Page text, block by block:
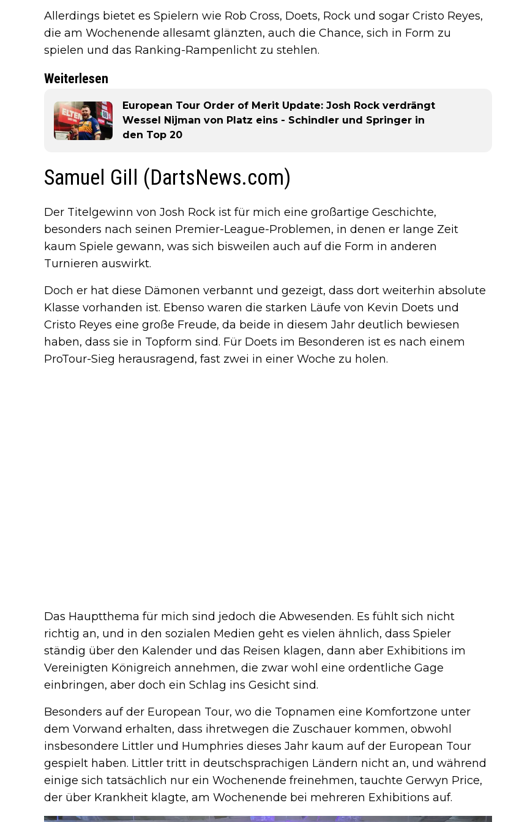
Allerdings bietet es Spielern wie Rob Cross, Doets, Rock und sogar Cristo Reyes,
die am Wochenende allesamt glänzten, auch die Chance, sich in Form zu
spielen und das Ranking-Rampenlicht zu stehlen.
Weiterlesen
European Tour Order of Merit Update: Josh Rock verdrängt
Wessel Nijman von Platz eins - Schindler und Springer in
den Top 20
Samuel Gill (DartsNews.com)
Der Titelgewinn von Josh Rock ist für mich eine großartige Geschichte,
besonders nach seinen Premier-League-Problemen, in denen er lange Zeit
kaum Spiele gewann, was sich bisweilen auch auf die Form in anderen
Turnieren auswirkt.
Doch er hat diese Dämonen verbannt und gezeigt, dass dort weiterhin absolute
Klasse vorhanden ist. Ebenso waren die starken Läufe von Kevin Doets und
Cristo Reyes eine große Freude, da beide in diesem Jahr deutlich bewiesen
haben, dass sie in Topform sind. Für Doets im Besonderen ist es nach einem
ProTour-Sieg herausragend, fast zwei in einer Woche zu holen.
Das Hauptthema für mich sind jedoch die Abwesenden. Es fühlt sich nicht
richtig an, und in den sozialen Medien geht es vielen ähnlich, dass Spieler
ständig über den Kalender und das Reisen klagen, dann aber Exhibitions im
Vereinigten Königreich annehmen, die zwar wohl eine ordentliche Gage
einbringen, aber doch ein Schlag ins Gesicht sind.
Besonders auf der European Tour, wo die Topnamen eine Komfortzone unter
dem Vorwand erhalten, dass ihretwegen die Zuschauer kommen, obwohl
insbesondere Littler und Humphries dieses Jahr kaum auf der European Tour
gespielt haben. Littler tritt in deutschsprachigen Ländern nicht an, und während
einige sich tatsächlich nur ein Wochenende freinehmen, tauchte Gerwyn Price,
der über Krankheit klagte, am Wochenende bei mehreren Exhibitions auf.